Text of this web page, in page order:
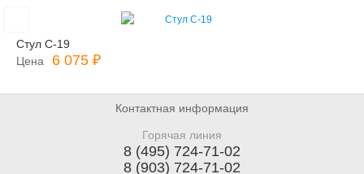
Стул С-19
Цена
6 075 ₽
Контактная информация
Горячая линия
8 (495) 724-71-02
8 (903) 724-71-02